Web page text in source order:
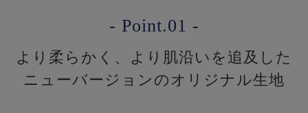
- Point.01 -
より柔らかく、より肌沿いを追及した
ニューバージョンのオリジナル生地